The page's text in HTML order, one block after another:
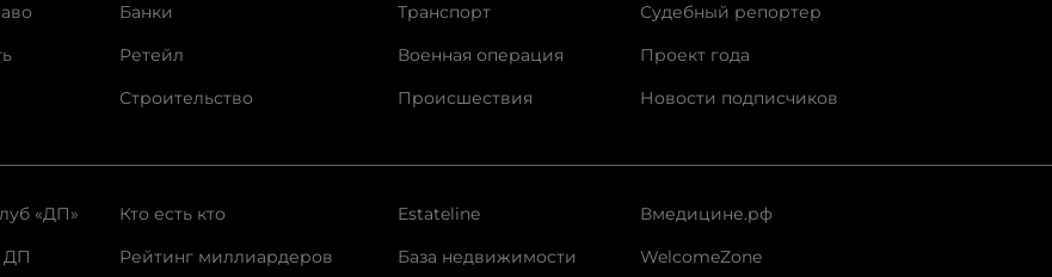
Банки
Ретейл
Строительство
Транспорт
Военная операция
Происшествия
Судебный репортер
Проект года
Новости подписчиков
«ДП»
ДП
Кто есть кто
Рейтинг миллиардеров
Estateline
База недвижимости
Вмедицине.рф
WelcomeZone